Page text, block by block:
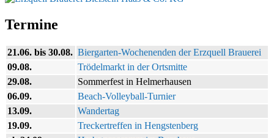
Termine
21.06. bis 30.08. Biergarten-Wochenenden der Erzquell Brauerei
09.08.
Trödelmarkt in der Ortsmitte
29.08.
Sommerfest in Helmerhausen
06.09.
Beach-Volleyball-Turnier
13.09.
Wandertag
19.09.
Treckertreffen in Hengstenberg